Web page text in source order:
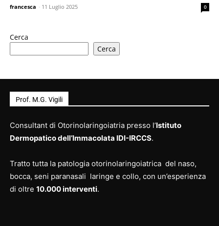
francesca - 11 Luglio 2025 0
Cerca
Cerca
Prof. M.G. Vigili
Consultant di Otorinolaringoiatria presso l’Istituto
Dermopatico dell’Immacolata IDI-IRCCS.
Tratto tutta la patologia otorinolaringoiatrica del naso,
bocca, seni paranasali laringe e collo, con un’esperienza
di oltre 10.000 interventi.